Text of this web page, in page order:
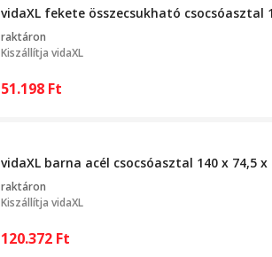
vidaXL fekete összecsukható csocsóasztal
raktáron
Kiszállítja vidaXL
51.198 Ft
vidaXL barna acél csocsóasztal 140 x 74,5 x
raktáron
Kiszállítja vidaXL
120.372 Ft